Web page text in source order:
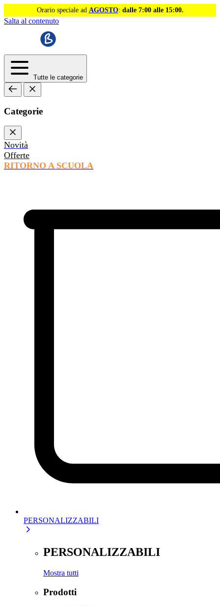
Orario speciale ad AGOSTO: dalle 7:00 alle 15:00.
Salta al contenuto
Tutte le categorie
Categorie
Novità
Offerte
RITORNO A SCUOLA
PERSONALIZZABILI
PERSONALIZZABILI
Mostra tutti
Prodotti